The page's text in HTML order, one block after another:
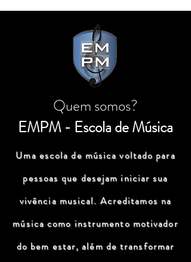
Quem somos?
EMPM - Escola de Música
Uma escola de música voltado para
pessoas que desejam iniciar sua
vivência musical. Acreditamos na
música como instrumento motivador
do bem estar, além de transformar